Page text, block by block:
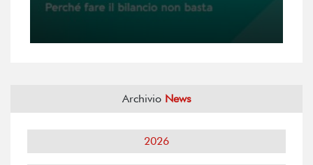
Archivio News
2026